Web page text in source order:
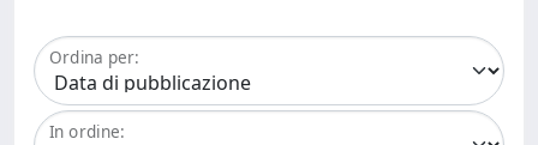
Ordina per:
In ordine: